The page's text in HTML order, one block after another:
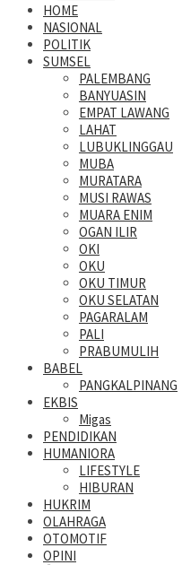
HOME
NASIONAL
POLITIK
SUMSEL
PALEMBANG
BANYUASIN
EMPAT LAWANG
LAHAT
LUBUKLINGGAU
MUBA
MURATARA
MUSI RAWAS
MUARA ENIM
OGAN ILIR
OKI
OKU
OKU TIMUR
OKU SELATAN
PAGARALAM
PALI
PRABUMULIH
BABEL
PANGKALPINANG
EKBIS
Migas
PENDIDIKAN
HUMANIORA
LIFESTYLE
HIBURAN
HUKRIM
OLAHRAGA
OTOMOTIF
OPINI